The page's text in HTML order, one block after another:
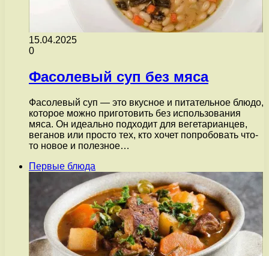
15.04.2025
0
Фасолевый суп без мяса
Фасолевый суп — это вкусное и питательное блюдо,
которое можно приготовить без использования
мяса. Он идеально подходит для вегетарианцев,
веганов или просто тех, кто хочет попробовать что-
то новое и полезное…
Первые блюда